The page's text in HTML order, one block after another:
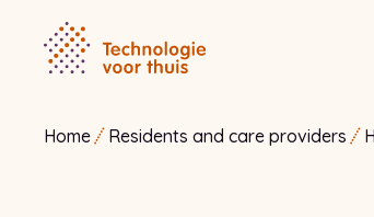
Home Residents and care providers